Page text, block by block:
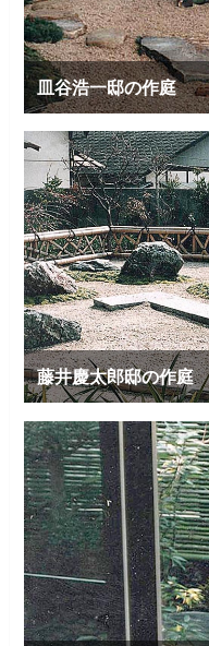
皿谷浩一邸の作庭
藤井慶太郎邸の作庭